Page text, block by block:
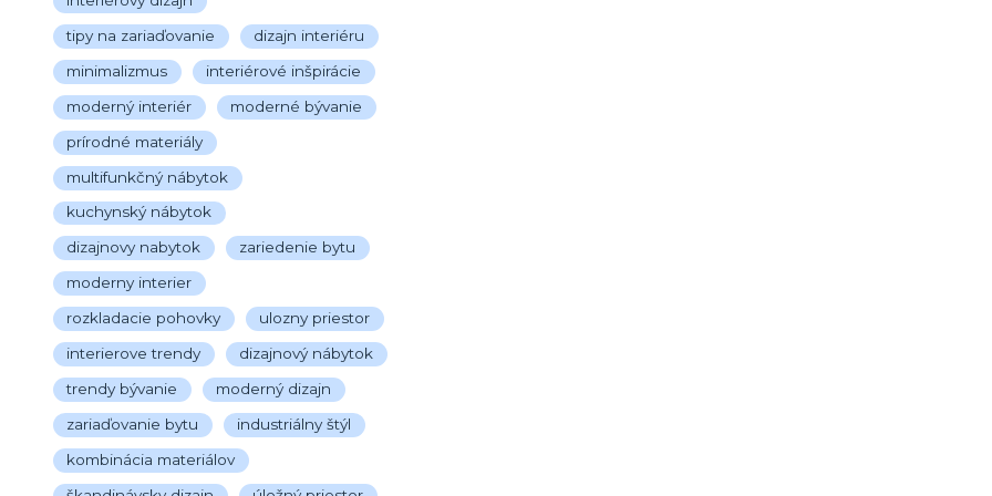
tipy na zariaďovanie
dizajn interiéru
minimalizmus
interiérové inšpirácie
moderný interiér
moderné bývanie
prírodné materiály
multifunkčný nábytok
kuchynský nábytok
dizajnovy nabytok
zariedenie bytu
moderny interier
rozkladacie pohovky
ulozny priestor
interierove trendy
dizajnový nábytok
trendy bývanie
moderný dizajn
zariaďovanie bytu
industriálny štýl
kombinácia materiálov